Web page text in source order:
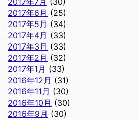
2017年6月 (25)
2017年5月 (34)
2017年4月 (33)
2017年3月 (33)
2017年2月 (32)
2017年1月 (33)
2016年12月 (31)
2016年11月 (30)
2016年10月 (30)
2016年9月 (30)